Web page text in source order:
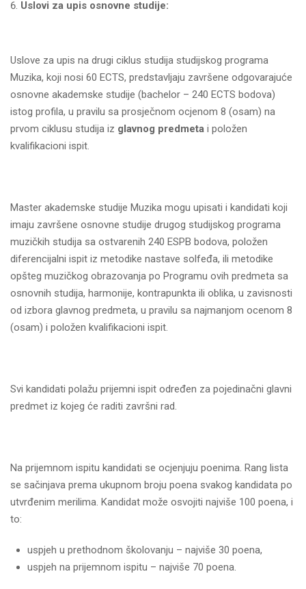
Uslovi za upis osnovne studije:
Uslove za upis na drugi ciklus studija studijskog programa
Muzika, koji nosi 60 ECTS, predstavlјaju završene odgovarajuće
osnovne akademske studije (bachelor – 240 ECTS bodova)
istog profila, u pravilu sa prosječnom ocjenom 8 (osam) na
prvom ciklusu studija iz glavnog predmeta i položen
kvalifikacioni ispit.
Master akademske studije Muzika mogu upisati i kandidati koji
imaju završene osnovne studije drugog studijskog programa
muzičkih studija sa ostvarenih 240 ESPB bodova, položen
diferencijalni ispit iz metodike nastave solfeđa, ili metodike
opšteg muzičkog obrazovanja po Programu ovih predmeta sa
osnovnih studija, harmonije, kontrapunkta ili oblika, u zavisnosti
od izbora glavnog predmeta, u pravilu sa najmanjom ocenom 8
(osam) i položen kvalifikacioni ispit.
Svi kandidati polažu prijemni ispit određen za pojedinačni glavni
predmet iz kojeg će raditi završni rad.
Na prijemnom ispitu kandidati se ocjenjuju poenima. Rang lista
se sačinjava prema ukupnom broju poena svakog kandidata po
utvrđenim merilima. Kandidat može osvojiti najviše 100 poena, i
to:
uspjeh u prethodnom školovanju – najviše 30 poena,
uspjeh na prijemnom ispitu – najviše 70 poena.